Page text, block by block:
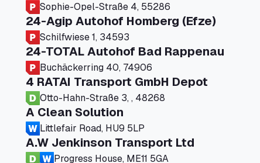
Sophie-Opel-Straße 4, 55286
24-Agip Autohof Homberg (Efze)
Schilfwiese 1, 34593
24-TOTAL Autohof Bad Rappenau
Buchäckerring 40, 74906
4 RATAI Transport GmbH Depot
Otto-Hahn-Straße 3, , 48268
A Clean Solution
Littlefair Road, HU9 5LP
A.W Jenkinson Transport Ltd
Progress House, ME11 5GA